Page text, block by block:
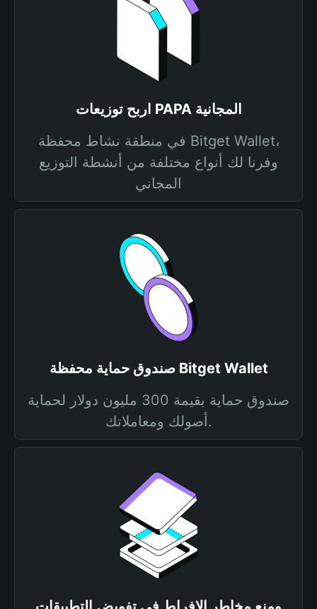
اربح توزيعات PAPA المجانية
في منطقة نشاط محفظة Bitget Wallet،
وفرنا لك أنواع مختلفة من أنشطة التوزيع
المجاني
صندوق حماية محفظة Bitget Wallet
صندوق حماية بقيمة 300 مليون دولار لحماية
أصولك ومعاملاتك.